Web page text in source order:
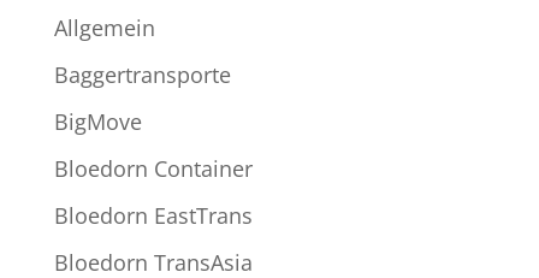
Allgemein
Baggertransporte
BigMove
Bloedorn Container
Bloedorn EastTrans
Bloedorn TransAsia